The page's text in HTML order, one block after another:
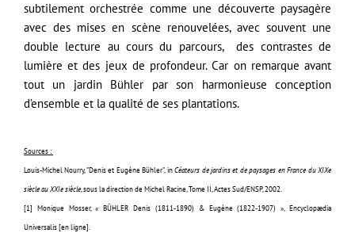
subtilement orchestrée comme une découverte paysagère
avec des mises en scène renouvelées, avec souvent une
double lecture au cours du parcours, des contrastes de
lumière et des jeux de profondeur. Car on remarque avant
tout un jardin Bühler par son harmonieuse conception
d’ensemble et la qualité de ses plantations.
Sources :
Louis-Michel Nourry, "Denis et Eugène Bühler", inCéateurs de jardins et de paysages en France du XIXe
siècle au XXIe siècle , sous la direction de Michel Racine, Tome II, Actes Sud/ENSP, 2002.
[1] Monique Mosser, « BÜHLER Denis (1811-1890) & Eugène (1822-1907) », Encyclopædia
Universalis [en ligne].